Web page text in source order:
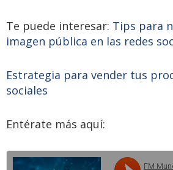
Te puede interesar: Tips para
imagen pública en las redes
Estrategia para vender tus
sociales
Entérate más aquí: